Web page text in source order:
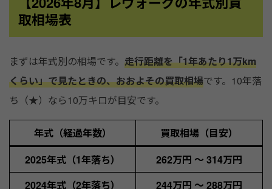
取相場表
まずは年式別の相場です。 走行距離を「1年あたり1万km
くらい」で見たときの、おおよその買取相場です。10年落
ち（★）なら10万キロが目安です。
年式（経過年数）
買取相場（目安）
2025年式（1年落ち）
262万円 ～ 314万円
2024年式（2年落ち）
244万円 ～ 288万円